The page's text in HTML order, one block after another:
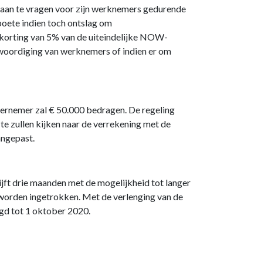
te vragen voor zijn werknemers gedurende
indien toch ontslag om
van 5% van de uiteindelijke NOW-
van werknemers of indien er om
zal € 50.000 bedragen. De regeling
zullen kijken naar de verrekening met de
drie maanden met de mogelijkheid tot langer
ingetrokken. Met de verlenging van de
tot 1 oktober 2020.